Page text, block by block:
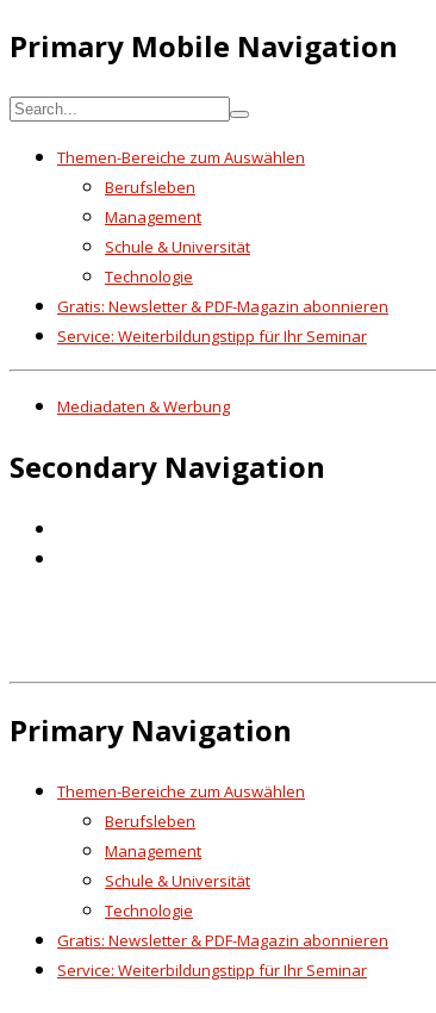
Primary Mobile Navigation
Themen-Bereiche zum Auswählen
Berufsleben
Management
Schule & Universität
Technologie
Gratis: Newsletter & PDF-Magazin abonnieren
Service: Weiterbildungstipp für Ihr Seminar
Mediadaten & Werbung
Secondary Navigation
Primary Navigation
Themen-Bereiche zum Auswählen
Berufsleben
Management
Schule & Universität
Technologie
Gratis: Newsletter & PDF-Magazin abonnieren
Service: Weiterbildungstipp für Ihr Seminar